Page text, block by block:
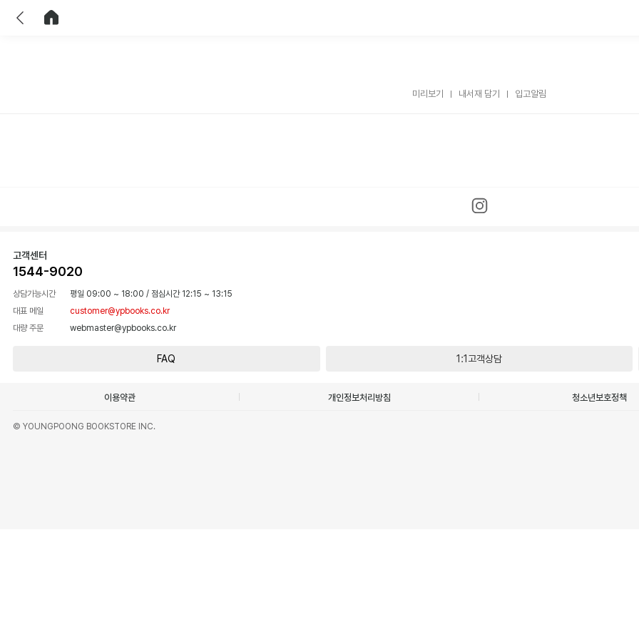
미리보기 내서재 담기 입고알림
고객센터
1544-9020
상담가능시간 평일 09:00 ~ 18:00 / 점심시간 12:15 ~ 13:15
대표 메일
customer@ypbooks.co.kr
대량 주문
webmaster@ypbooks.co.kr
FAQ 1:1고객상담
이용약관 개인정보처리방침 청소년보호정책
© YOUNGPOONG BOOKSTORE INC.